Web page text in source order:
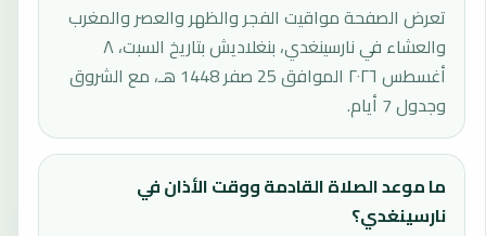
تعرض الصفحة مواقيت الفجر والظهر والعصر والمغرب
والعشاء في نارسينغدي، بنغلاديش بتاريخ السبت، ٨
أغسطس ٢٠٢٦ الموافق 25 صفر 1448 هـ، مع الشروق
وجدول 7 أيام.
ما موعد الصلاة القادمة ووقت الأذان في
نارسينغدي؟